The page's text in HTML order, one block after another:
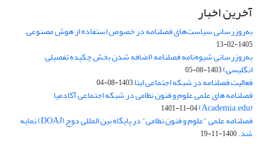
آخرین اخبار
به‌روزرسانی سیاست‌های فصلنامه در خصوص استفاده از هوش مصنوعی
1405-02-13
به‌روزرسانی شیوه‌نامه فصلنامه (اضافه شدن بخش چکیده تفصیلی
انگلیسی)1403-08-05
فعالیت فصلنامه در شبکه اجتماعی ایتا1403-08-04
فصلنامه های علمی علوم و فنون نظامی در شبکه اجتماعی آکادمیا
(Academia.edu)
1401-11-04
فصلنامه علمی "علوم و فنون نظامی" در پایگاه بین المللی دوج (DOAJ) نمایه
شد.1400-11-19